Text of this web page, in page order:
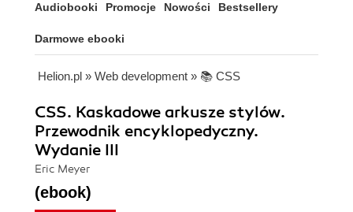
Audiobooki Promocje Nowości Bestsellery
Darmowe ebooki
Helion.pl » Web development » 📚 CSS
CSS. Kaskadowe arkusze stylów.
Przewodnik encyklopedyczny.
Wydanie III
Eric Meyer
(ebook)